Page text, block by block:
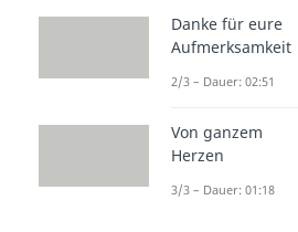
Danke für eure
Aufmerksamkeit
2/3 – Dauer: 02:51
Von ganzem
Herzen
3/3 – Dauer: 01:18